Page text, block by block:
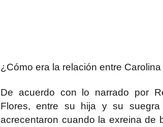
¿Cómo era la relación entre
De acuerdo con lo narrado por
Flores, entre su hija y su
acrecentaron cuando la exreina de